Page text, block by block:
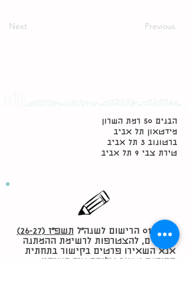
Next Previous
הבנים 50 רמת השרון
מידטאון תל אביב
ברטונוב 3 תל אביב
טירת צבי 9 תל אביב
01/06/26 הרישום לשנה״ל
תשפ״ז (26-27)
הסתיים, להצטרפות לרשימת ההמתנה
אנא השאירו פרטים בקישור בתחתית
ההודעה ונשוב אליכם מיד כשיהיו